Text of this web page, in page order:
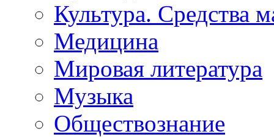
Культура. Средства
Медицина
Мировая литература
Музыка
Обществознание